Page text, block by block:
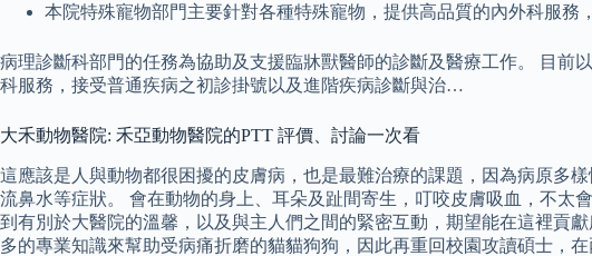
本院特殊寵物部門主要針對各種特殊寵物，提供高品質的內外科服
病理診斷科部門的任務為協助及支援臨牀獸醫師的診斷及醫療工作。 目
科服務，接受普通疾病之初診掛號以及進階疾病診斷與治…
大禾動物醫院: 禾亞動物醫院的PTT 評價、討論一次看
這應該是人與動物都很困擾的皮膚病，也是最難治療的課題，因為病原多
流鼻水等症狀。 會在動物的身上、耳朵及趾間寄生，叮咬皮膚吸血，不太
到有別於大醫院的溫馨，以及與主人們之間的緊密互動，期望能在這裡貢
多的專業知識來幫助受病痛折磨的貓貓狗狗，因此再重回校園攻讀碩士，